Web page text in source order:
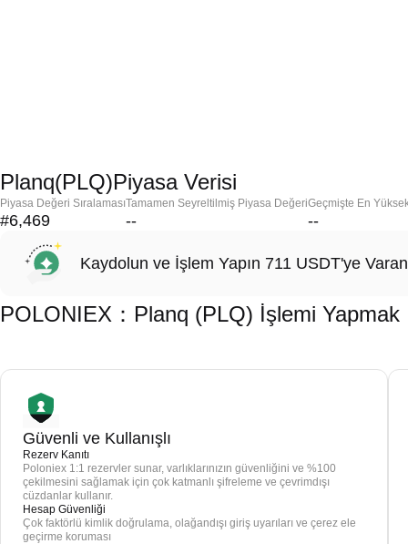
Planq(PLQ)Piyasa Verisi
Piyasa Değeri Sıralaması
#6,469
Tamamen Seyreltilmiş Piyasa Değeri
--
Geçmişte En
--
Kaydolun ve İşlem Yapın 711 USDT'ye
POLONIEX：Planq (PLQ) İşlemi
Güvenli ve Kullanışlı
Rezerv Kanıtı
Poloniex 1:1 rezervler sunar, varlıklarınızın güvenliğini ve %100
çekilmesini sağlamak için çok katmanlı şifreleme ve çevrimdışı
cüzdanlar kullanır.
Hesap Güvenliği
Çok faktörlü kimlik doğrulama, olağandışı giriş uyarıları ve çerez ele
geçirme koruması